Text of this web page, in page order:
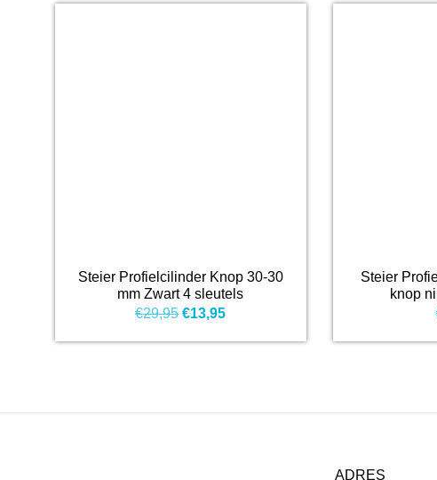
Steier Profielcilinder Knop 30-30
mm Zwart 4 sleutels
€29,95 Oorspronkelijke
€13,95Huidige
Steier
knop
ADRES